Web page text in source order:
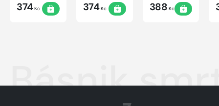
374Kč 374Kč 388 Kč
Básnik